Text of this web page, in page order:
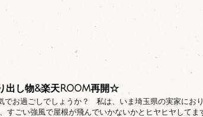
出し物&楽天ROOM再開☆
お過ごしでしょうか？ 私は、いま埼玉県の実家にお
すごい強風で屋根が飛んでいかないかとヒヤヒヤしてま